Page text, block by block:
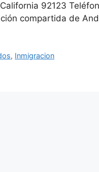
92123
compartida de
, Inmigracion